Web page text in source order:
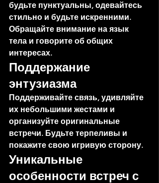
будьте пунктуальны, одевайтесь
стильно и будьте искренними.
Обращайте внимание на язык
тела и говорите об общих
интересах.
Поддержание
энтузиазма
Поддерживайте связь, удивляйте
их небольшими жестами и
организуйте оригинальные
встречи. Будьте терпеливы и
покажите свою игривую сторону.
Уникальные
особенности встреч с